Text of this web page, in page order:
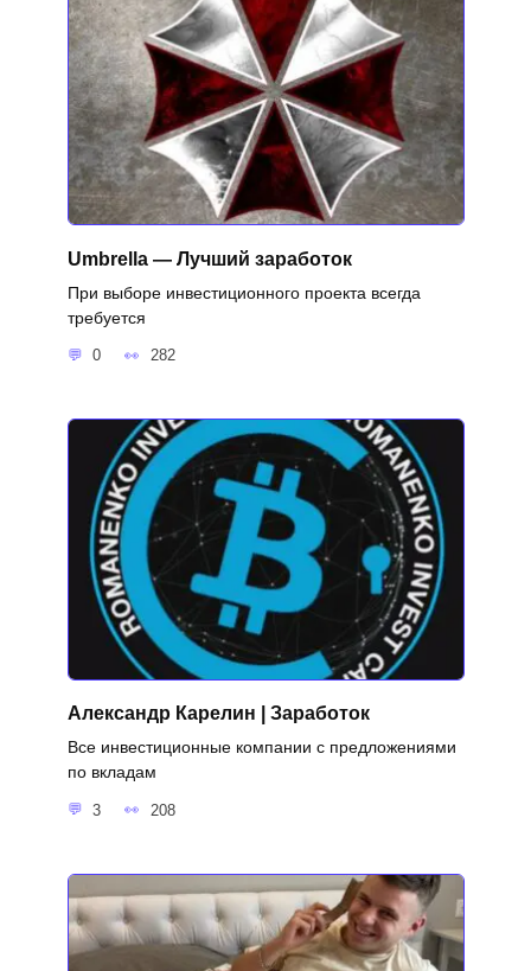
Umbrella — Лучший заработок
При выборе инвестиционного проекта всегда
требуется
0 282
Александр Карелин | Заработок
Все инвестиционные компании с предложениями
по вкладам
3 208